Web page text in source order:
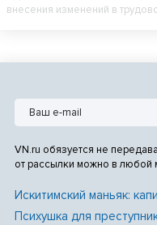
внесения изменений в
VN.ru обязуется не
от рассылки можно в любой
Искитимский маньяк:
Психушка для